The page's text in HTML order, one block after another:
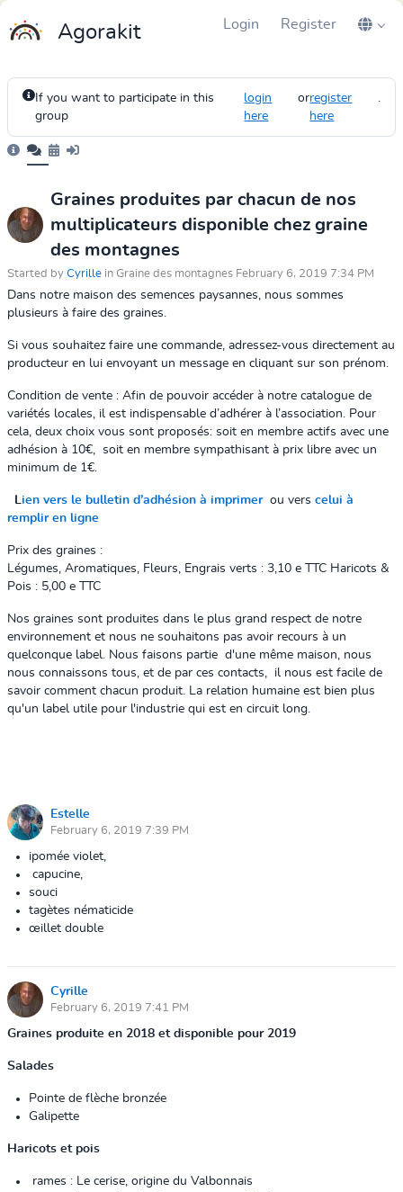
Agorakit Login Register
If you want to participate in this
group
login
here
orregister
here
.
Graines produites par chacun de nos
multiplicateurs disponible chez graine
des montagnes
Started by Cyrille in Graine des montagnes February 6, 2019 7:34 PM
Dans notre maison des semences paysannes, nous sommes
plusieurs à faire des graines.
Si vous souhaitez faire une commande, adressez-vous directement au
producteur en lui envoyant un message en cliquant sur son prénom.
Condition de vente : Afin de pouvoir accéder à notre catalogue de
variétés locales, il est indispensable d’adhérer à l’association. Pour
cela, deux choix vous sont proposés: soit en membre actifs avec une
adhésion à 10€, soit en membre sympathisant à prix libre avec un
minimum de 1€.
Lien vers le bulletin d’adhésion à imprimer ou vers celui à
remplir en ligne
Prix des graines :
Légumes, Aromatiques, Fleurs, Engrais verts : 3,10 e TTC Haricots &
Pois : 5,00 e TTC
Nos graines sont produites dans le plus grand respect de notre
environnement et nous ne souhaitons pas avoir recours à un
quelconque label. Nous faisons partie d'une même maison, nous
nous connaissons tous, et de par ces contacts, il nous est facile de
savoir comment chacun produit. La relation humaine est bien plus
qu'un label utile pour l'industrie qui est en circuit long.
Estelle
February 6, 2019 7:39 PM
ipomée violet,
capucine,
souci
tagètes nématicide
œillet double
Cyrille
February 6, 2019 7:41 PM
Graines produite en 2018 et disponible pour 2019
Salades
Pointe de flèche bronzée
Galipette
Haricots et pois
rames : Le cerise, origine du Valbonnais